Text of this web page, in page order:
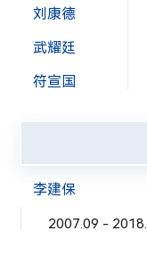
刘康德
武耀廷
符宣国
李建保
2007.09 -